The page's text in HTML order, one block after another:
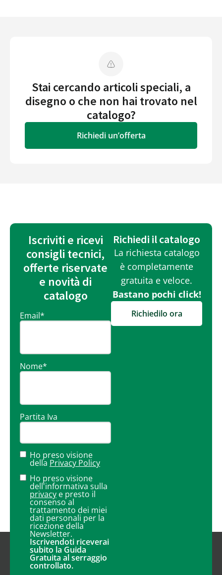
Stai cercando articoli speciali, a
disegno o che non hai trovato nel
catalogo?
Richiedi un’offerta
Iscriviti e ricevi
consigli tecnici,
offerte riservate
e novità di
catalogo
Email*
Nome*
Partita Iva
Ho preso visione
della Privacy Policy
Ho preso visione
dell'informativa sulla
privacy e presto il
consenso al
trattamento dei miei
dati personali per la
ricezione della
Newsletter.
Iscrivendoti riceverai
subito la Guida
Gratuita al serraggio
controllato.
Richiedi il catalogo
La richiesta catalogo
è completamente
gratuita e veloce.
Bastano pochi click!
Richiedilo ora